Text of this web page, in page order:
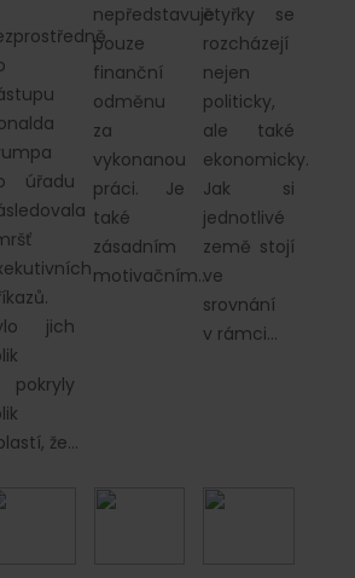
úřadu
jich
že…
nepředstavuje
pouze
finanční
odměnu
za
vykonanou
práci. Je
také
zásadním
motivačním…
čtyřky se
rozcházejí
nejen
politicky,
ale také
ekonomicky.
Jak si
jednotlivé
země stojí
ve
srovnání
v rámci…